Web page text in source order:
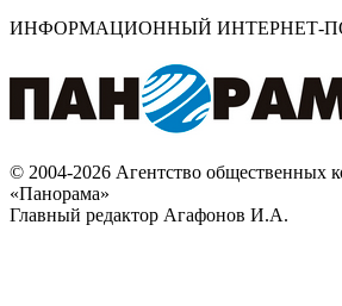
ИНФОРМАЦИОННЫЙ ИНТЕРНЕТ-
© 2004-2026 Агентство общественных
«Панорама»
Главный редактор Агафонов И.А.